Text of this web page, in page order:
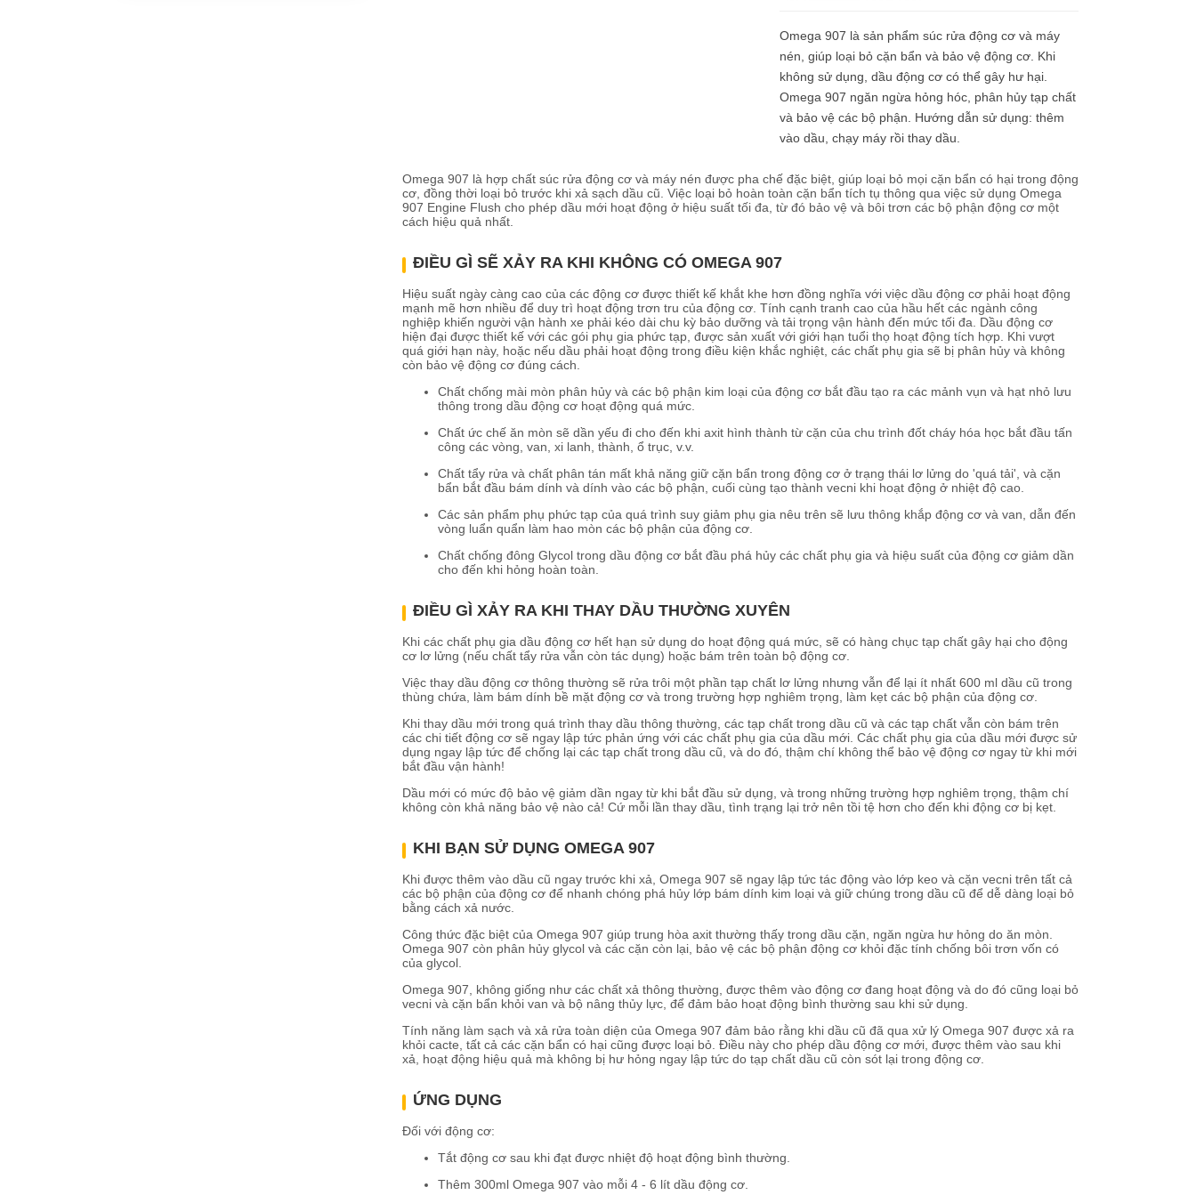
Omega 907 là sản phẩm súc rửa động cơ và máy
nén, giúp loại bỏ cặn bẩn và bảo vệ động cơ. Khi
không sử dụng, dầu động cơ có thể gây hư hại.
Omega 907 ngăn ngừa hỏng hóc, phân hủy tạp chất
và bảo vệ các bộ phận. Hướng dẫn sử dụng: thêm
vào dầu, chạy máy rồi thay dầu.
Omega 907 là hợp chất súc rửa động cơ và máy nén được pha chế đặc biệt, giúp loại bỏ mọi cặn bẩn có hại trong động
cơ, đồng thời loại bỏ trước khi xả sạch dầu cũ. Việc loại bỏ hoàn toàn cặn bẩn tích tụ thông qua việc sử dụng Omega
907 Engine Flush cho phép dầu mới hoạt động ở hiệu suất tối đa, từ đó bảo vệ và bôi trơn các bộ phận động cơ một
cách hiệu quả nhất.
ĐIỀU GÌ SẼ XẢY RA KHI KHÔNG CÓ OMEGA 907
Hiệu suất ngày càng cao của các động cơ được thiết kế khắt khe hơn đồng nghĩa với việc dầu động cơ phải hoạt động
mạnh mẽ hơn nhiều để duy trì hoạt động trơn tru của động cơ. Tính cạnh tranh cao của hầu hết các ngành công
nghiệp khiến người vận hành xe phải kéo dài chu kỳ bảo dưỡng và tải trọng vận hành đến mức tối đa. Dầu động cơ
hiện đại được thiết kế với các gói phụ gia phức tạp, được sản xuất với giới hạn tuổi thọ hoạt động tích hợp. Khi vượt
quá giới hạn này, hoặc nếu dầu phải hoạt động trong điều kiện khắc nghiệt, các chất phụ gia sẽ bị phân hủy và không
còn bảo vệ động cơ đúng cách.
Chất chống mài mòn phân hủy và các bộ phận kim loại của động cơ bắt đầu tạo ra các mảnh vụn và hạt nhỏ lưu
thông trong dầu động cơ hoạt động quá mức.
Chất ức chế ăn mòn sẽ dần yếu đi cho đến khi axit hình thành từ cặn của chu trình đốt cháy hóa học bắt đầu tấn
công các vòng, van, xi lanh, thành, ổ trục, v.v.
Chất tẩy rửa và chất phân tán mất khả năng giữ cặn bẩn trong động cơ ở trạng thái lơ lửng do 'quá tải', và cặn
bẩn bắt đầu bám dính và dính vào các bộ phận, cuối cùng tạo thành vecni khi hoạt động ở nhiệt độ cao.
Các sản phẩm phụ phức tạp của quá trình suy giảm phụ gia nêu trên sẽ lưu thông khắp động cơ và van, dẫn đến
vòng luẩn quẩn làm hao mòn các bộ phận của động cơ.
Chất chống đông Glycol trong dầu động cơ bắt đầu phá hủy các chất phụ gia và hiệu suất của động cơ giảm dần
cho đến khi hỏng hoàn toàn.
ĐIỀU GÌ XẢY RA KHI THAY DẦU THƯỜNG XUYÊN
Khi các chất phụ gia dầu động cơ hết hạn sử dụng do hoạt động quá mức, sẽ có hàng chục tạp chất gây hại cho động
cơ lơ lửng (nếu chất tẩy rửa vẫn còn tác dụng) hoặc bám trên toàn bộ động cơ.
Việc thay dầu động cơ thông thường sẽ rửa trôi một phần tạp chất lơ lửng nhưng vẫn để lại ít nhất 600 ml dầu cũ trong
thùng chứa, làm bám dính bề mặt động cơ và trong trường hợp nghiêm trọng, làm kẹt các bộ phận của động cơ.
Khi thay dầu mới trong quá trình thay dầu thông thường, các tạp chất trong dầu cũ và các tạp chất vẫn còn bám trên
các chi tiết động cơ sẽ ngay lập tức phản ứng với các chất phụ gia của dầu mới. Các chất phụ gia của dầu mới được sử
dụng ngay lập tức để chống lại các tạp chất trong dầu cũ, và do đó, thậm chí không thể bảo vệ động cơ ngay từ khi mới
bắt đầu vận hành!
Dầu mới có mức độ bảo vệ giảm dần ngay từ khi bắt đầu sử dụng, và trong những trường hợp nghiêm trọng, thậm chí
không còn khả năng bảo vệ nào cả! Cứ mỗi lần thay dầu, tình trạng lại trở nên tồi tệ hơn cho đến khi động cơ bị kẹt.
KHI BẠN SỬ DỤNG OMEGA 907
Khi được thêm vào dầu cũ ngay trước khi xả, Omega 907 sẽ ngay lập tức tác động vào lớp keo và cặn vecni trên tất cả
các bộ phận của động cơ để nhanh chóng phá hủy lớp bám dính kim loại và giữ chúng trong dầu cũ để dễ dàng loại bỏ
bằng cách xả nước.
Công thức đặc biệt của Omega 907 giúp trung hòa axit thường thấy trong dầu cặn, ngăn ngừa hư hỏng do ăn mòn.
Omega 907 còn phân hủy glycol và các cặn còn lại, bảo vệ các bộ phận động cơ khỏi đặc tính chống bôi trơn vốn có
của glycol.
Omega 907, không giống như các chất xả thông thường, được thêm vào động cơ đang hoạt động và do đó cũng loại bỏ
vecni và cặn bẩn khỏi van và bộ nâng thủy lực, để đảm bảo hoạt động bình thường sau khi sử dụng.
Tính năng làm sạch và xả rửa toàn diện của Omega 907 đảm bảo rằng khi dầu cũ đã qua xử lý Omega 907 được xả ra
khỏi cacte, tất cả các cặn bẩn có hại cũng được loại bỏ. Điều này cho phép dầu động cơ mới, được thêm vào sau khi
xả, hoạt động hiệu quả mà không bị hư hỏng ngay lập tức do tạp chất dầu cũ còn sót lại trong động cơ.
ỨNG DỤNG
Đối với động cơ:
Tắt động cơ sau khi đạt được nhiệt độ hoạt động bình thường.
Thêm 300ml Omega 907 vào mỗi 4 - 6 lít dầu động cơ.